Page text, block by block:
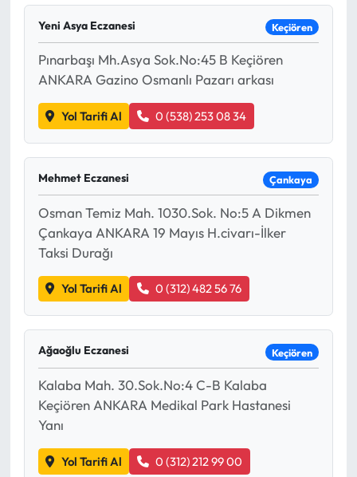
Yeni Asya Eczanesi Keçiören
Pınarbaşı Mh.Asya Sok.No:45 B Keçiören
ANKARA Gazino Osmanlı Pazarı arkası
Yol Tarifi Al 0 (538) 253 08 34
Mehmet Eczanesi Çankaya
Osman Temiz Mah. 1030.Sok. No:5 A Dikmen
Çankaya ANKARA 19 Mayıs H.civarı-İlker
Taksi Durağı
Yol Tarifi Al 0 (312) 482 56 76
Ağaoğlu Eczanesi Keçiören
Kalaba Mah. 30.Sok.No:4 C-B Kalaba
Keçiören ANKARA Medikal Park Hastanesi
Yanı
Yol Tarifi Al 0 (312) 212 99 00